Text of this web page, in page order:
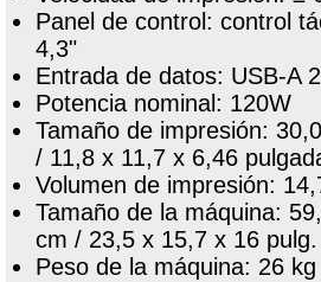
Panel de control: control
4,3"
Entrada de datos: USB-A
Potencia nominal: 120W
Tamaño de impresión:
/ 11,8 x 11,7 x 6,46
Volumen de impresión:
Tamaño de la máquina:
cm / 23,5 x 15,7 x 16
Peso de la máquina: 26